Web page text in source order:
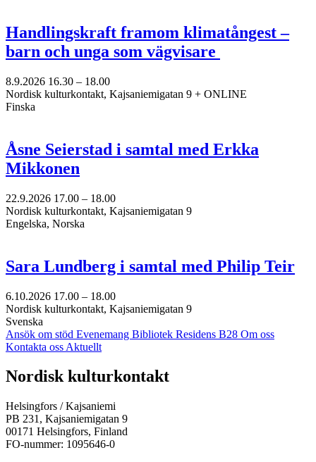
Handlingskraft framom klimatångest –
barn och unga som vägvisare
8.9.2026 16.30 – 18.00
Nordisk kulturkontakt, Kajsaniemigatan 9 + ONLINE
Finska
Åsne Seierstad i samtal med Erkka
Mikkonen
22.9.2026 17.00 – 18.00
Nordisk kulturkontakt, Kajsaniemigatan 9
Engelska, Norska
Sara Lundberg i samtal med Philip Teir
6.10.2026 17.00 – 18.00
Nordisk kulturkontakt, Kajsaniemigatan 9
Svenska
Ansök om stöd Evenemang Bibliotek Residens B28 Om oss
Kontakta oss Aktuellt
Facebook:
Öppnas
en
ny
flik
Instagram:
Öppnas
en
ny
flik
TikTok:
Öppnas
en
ny
flik
Youtube:
Öppnas
en
ny
flik
Vimeo:
Öppnas
en
ny
flik
Nordisk kulturkontakt
Helsingfors / Kajsaniemi
PB 231, Kajsaniemigatan 9
00171 Helsingfors, Finland
FO-nummer: 1095646-0